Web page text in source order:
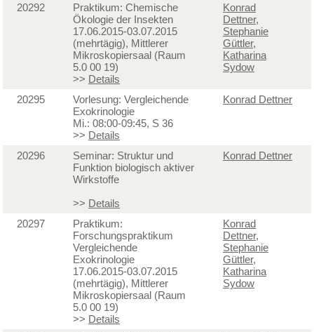
20292
Praktikum: Chemische
Ökologie der Insekten
17.06.2015-03.07.2015
(mehrtägig), Mittlerer
Mikroskopiersaal (Raum
5.0 00 19)
>> Details
Konrad
Dettner,
Stephanie
Güttler,
Katharina
Sydow
20295
Vorlesung: Vergleichende
Exokrinologie
Mi.: 08:00-09:45, S 36
>> Details
Konrad Dettner
20296
Seminar: Struktur und
Funktion biologisch aktiver
Wirkstoffe
>> Details
Konrad Dettner
20297
Praktikum:
Forschungspraktikum
Vergleichende
Exokrinologie
17.06.2015-03.07.2015
(mehrtägig), Mittlerer
Mikroskopiersaal (Raum
5.0 00 19)
>> Details
Konrad
Dettner,
Stephanie
Güttler,
Katharina
Sydow